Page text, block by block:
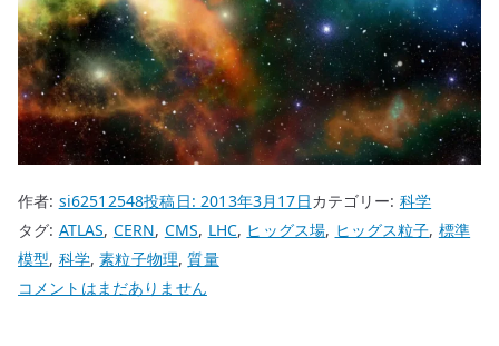
作者: si62512548投稿日:2013年3月17日カテゴリー: 科学
タグ: ATLAS, CERN, CMS, LHC, ヒッグス場, ヒッグス粒子, 標準
模型, 科学,素粒子物理,質量
ヒ
コメントはまだありません